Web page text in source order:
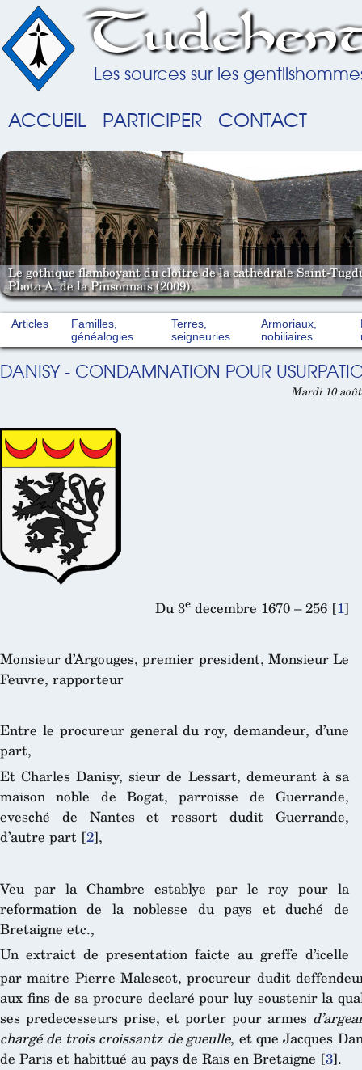
Les sources sur les
ACCUEIL PARTICIPER CONTACT
Le gothique flamboyant du cloître de la cathédrale Saint-
Photo A. de la Pinsonnais (2009).
Articles
Familles,
généalogies
Terres,
seigneuries
Armoriaux,
nobiliaires
DANISY - CONDAMNATION POUR
Mardi 10
Du 3edecembre 1670 – 256[1]
Monsieur d’Argouges, premier president, Monsieur Le
Feuvre, rapporteur
Entre le procureur general du roy, demandeur, d’une
part,
Et Charles Danisy, sieur de Lessart, demeurant à sa
maison noble de Bogat, parroisse de Guerrande,
evesché de Nantes et ressort dudit Guerrande,
d’autre part [2],
Veu par la Chambre establye par le roy pour la
reformation de la noblesse du pays et duché de
Bretaigne etc.,
Un extraict de presentation faicte au greffe d’icelle
par maitre Pierre Malescot, procureur dudit
aux fins de sa procure declaré pour luy soustenir la
ses predecesseurs prise, et porter pour armes
chargé de trois croissantz de gueulle, et que Jacques
de Paris et habittué au pays de Rais en Bretaigne [3].